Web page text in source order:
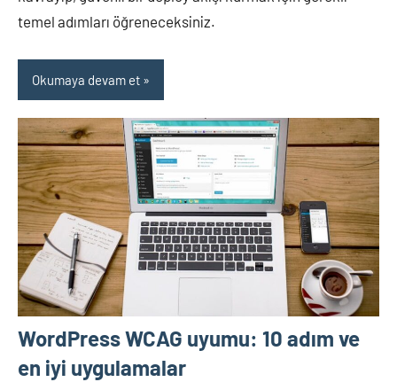
temel adımları öğreneceksiniz.
Okumaya devam et
WordPress WCAG uyumu: 10 adım ve
en iyi uygulamalar